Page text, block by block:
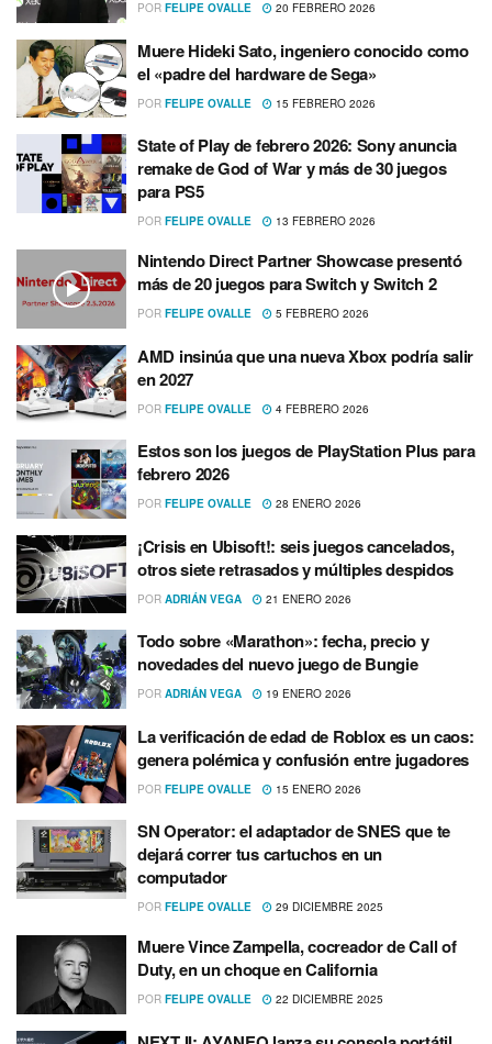
POR FELIPE OVALLE 20 FEBRERO 2026
Muere Hideki Sato, ingeniero conocido como
el «padre del hardware de Sega»
POR FELIPE OVALLE 15 FEBRERO 2026
State of Play de febrero 2026: Sony anuncia
remake de God of War y más de 30 juegos
para PS5
POR FELIPE OVALLE 13 FEBRERO 2026
Nintendo Direct Partner Showcase presentó
más de 20 juegos para Switch y Switch 2
POR FELIPE OVALLE 5 FEBRERO 2026
AMD insinúa que una nueva Xbox podría salir
en 2027
POR FELIPE OVALLE 4 FEBRERO 2026
Estos son los juegos de PlayStation Plus para
febrero 2026
POR FELIPE OVALLE 28 ENERO 2026
¡Crisis en Ubisoft!: seis juegos cancelados,
otros siete retrasados y múltiples despidos
POR ADRIÁN VEGA 21 ENERO 2026
Todo sobre «Marathon»: fecha, precio y
novedades del nuevo juego de Bungie
POR ADRIÁN VEGA 19 ENERO 2026
La verificación de edad de Roblox es un caos:
genera polémica y confusión entre jugadores
POR FELIPE OVALLE 15 ENERO 2026
SN Operator: el adaptador de SNES que te
dejará correr tus cartuchos en un
computador
POR FELIPE OVALLE 29 DICIEMBRE 2025
Muere Vince Zampella, cocreador de Call of
Duty, en un choque en California
POR FELIPE OVALLE 22 DICIEMBRE 2025